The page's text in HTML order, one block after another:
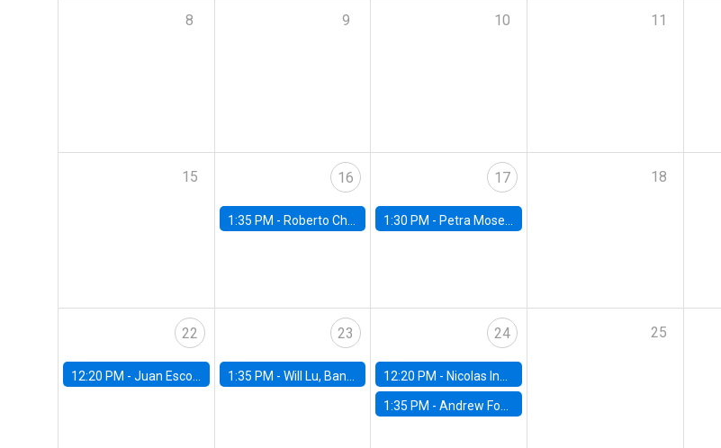
8 9 10 11
15 16
1:35 PM - Roberto Chang, Rutgers University
17
1:30 PM - Petra Moser, NYU Stern
18
22
12:20 PM - Juan Escobar, Universidad de Chile
23
1:35 PM - Will Lu, Banco Central de Chile
24
12:20 PM - Nicolas Inostroza, Rotman School of Management, University of Toronto
1:35 PM -Andrew Foster, Brown University
25